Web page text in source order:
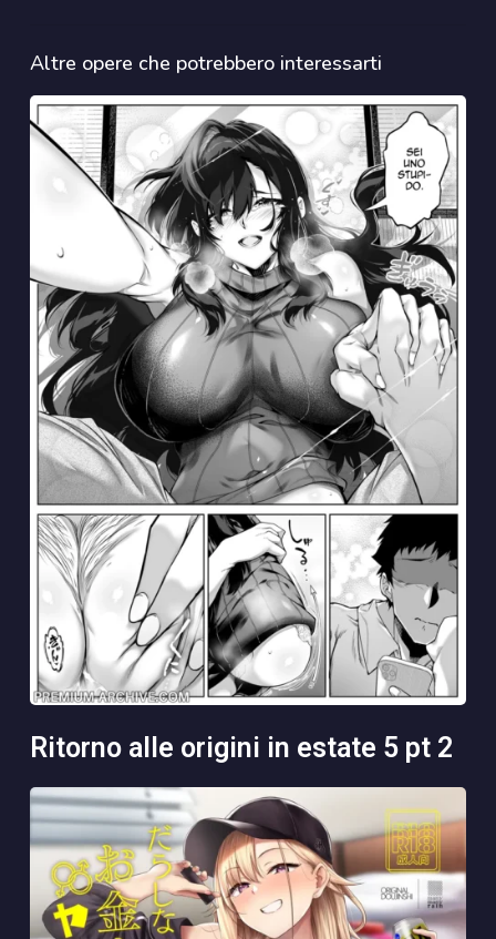
Altre opere che potrebbero interessarti
ritorno alle origini in estate 5 pt 2